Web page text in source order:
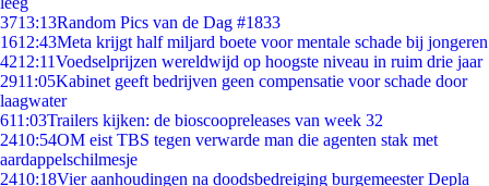
3713:13Random Pics van de Dag #1833
1612:43Meta krijgt half miljard boete voor mentale schade bij jongeren
4212:11Voedselprijzen wereldwijd op hoogste niveau in ruim drie jaar
2911:05Kabinet geeft bedrijven geen compensatie voor schade door
laagwater
611:03Trailers kijken: de bioscoopreleases van week 32
2410:54OM eist TBS tegen verwarde man die agenten stak met
aardappelschilmesje
2410:18Vier aanhoudingen na doodsbedreiging burgemeester Depla